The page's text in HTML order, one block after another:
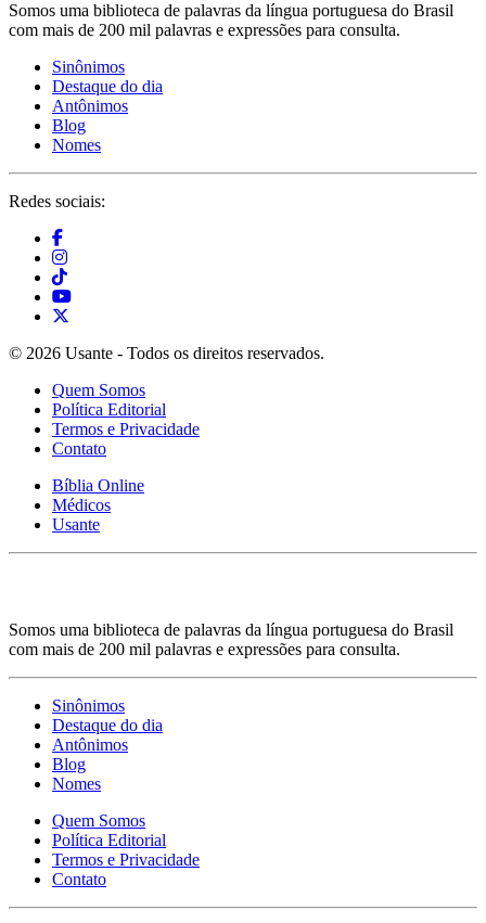
Somos uma biblioteca de palavras da língua portuguesa do Brasil
com mais de 200 mil palavras e expressões para consulta.
Sinônimos
Destaque do dia
Antônimos
Blog
Nomes
Redes sociais:
© 2026 Usante - Todos os direitos reservados.
Quem Somos
Política Editorial
Termos e Privacidade
Contato
Bíblia Online
Médicos
Usante
Somos uma biblioteca de palavras da língua portuguesa do Brasil
com mais de 200 mil palavras e expressões para consulta.
Sinônimos
Destaque do dia
Antônimos
Blog
Nomes
Quem Somos
Política Editorial
Termos e Privacidade
Contato